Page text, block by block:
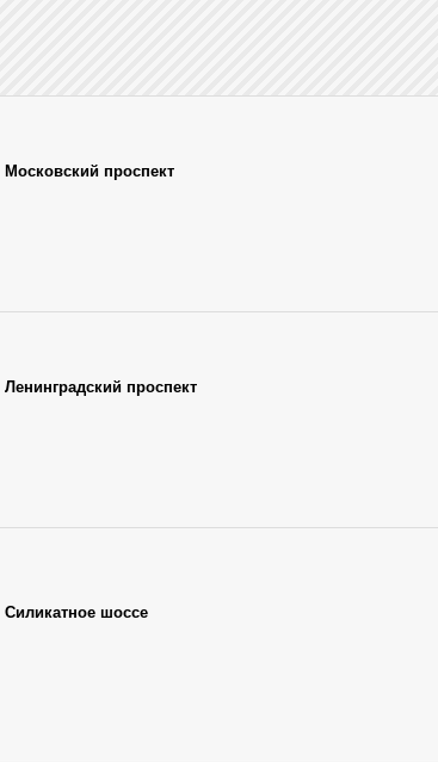
Московский проспект
Ленинградский проспект
Силикатное шоссе